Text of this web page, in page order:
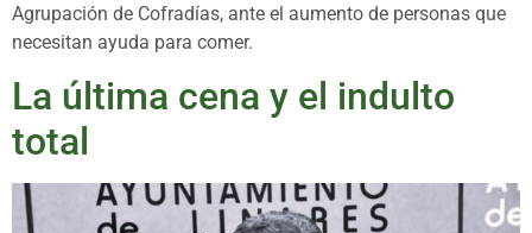
Agrupación de Cofradías, ante el aumento de personas que
necesitan ayuda para comer.
La última cena y el indulto
total